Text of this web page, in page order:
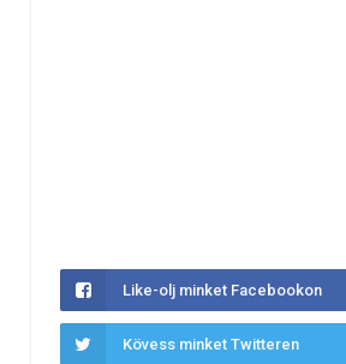
Like-olj minket Facebookon
Kövess minket Twitteren